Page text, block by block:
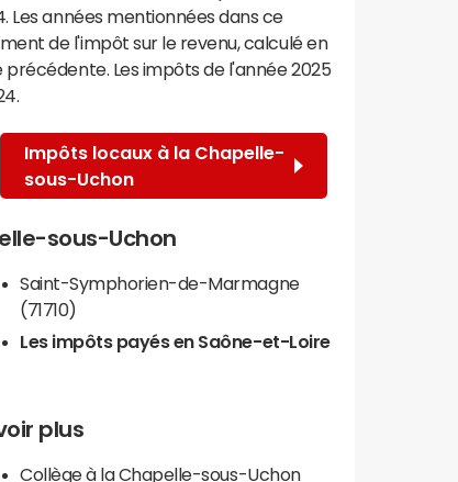
Les années mentionnées dans ce
de l'impôt sur le revenu, calculé en
Les impôts de l'année 2025
Impôts locaux à la Chapelle-
sous-Uchon
sous-Uchon
Saint-Symphorien-de-Marmagne
(71710)
Les impôts payés en Saône-et-Loire
plus
Collège à la Chapelle-sous-Uchon